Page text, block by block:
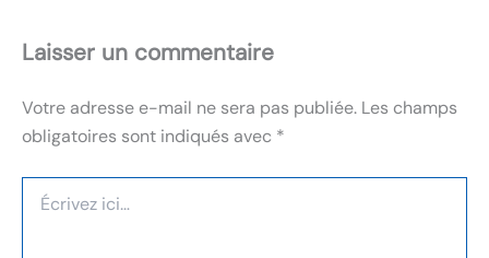
Laisser un commentaire
Votre adresse e-mail ne sera pas publiée. Les champs
obligatoires sont indiqués avec *
ici…